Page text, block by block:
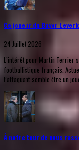
Ce joueur du Bayer
24 Juillet 2026
L’intérêt pour Martin Terrier
footballistique français.
l’attaquant semble être un
À notre tour de nous